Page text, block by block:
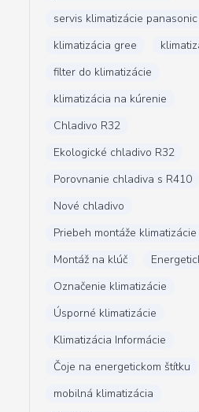
servis klimatizácie panasonic
klimatizácia gree
filter do klimatizácie
klimatizácia na kúrenie
Chladivo R32
Ekologické chladivo R32
Porovnanie chladiva s R410
Nové chladivo
Priebeh montáže klimatizácie
Montáž na klúč
Označenie klimatizácie
Úsporné klimatizácie
Klimatizácia Informácie
Čoje na energetickom štítku
mobilná klimatizácia